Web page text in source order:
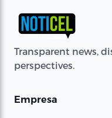
Transparent news,
perspectives.
Empresa